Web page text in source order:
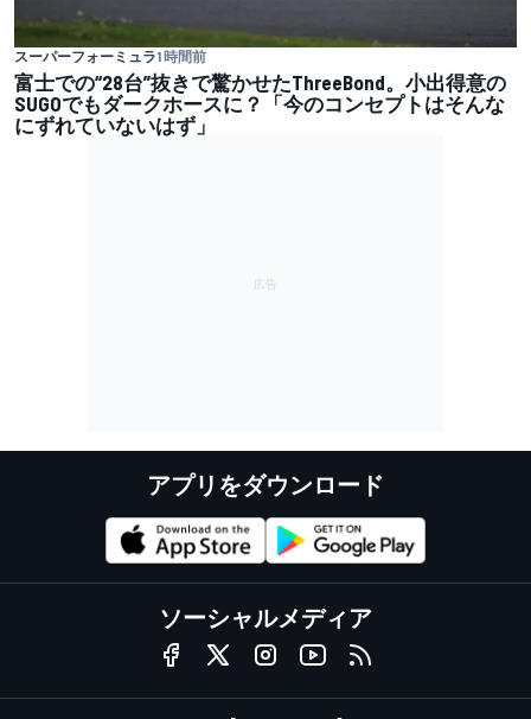
スーパーフォーミュラ1 時間前
富士での“28台”抜きで驚かせたThreeBond。小出得意の
SUGOでもダークホースに？「今のコンセプトはそんな
にずれていないはず」
アプリをダウンロード
ソーシャルメディア